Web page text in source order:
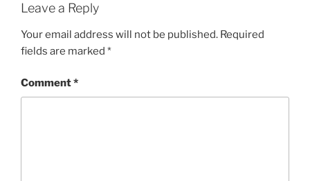
Leave a Reply
Your email address will not be published. Required
fields are marked *
Comment*